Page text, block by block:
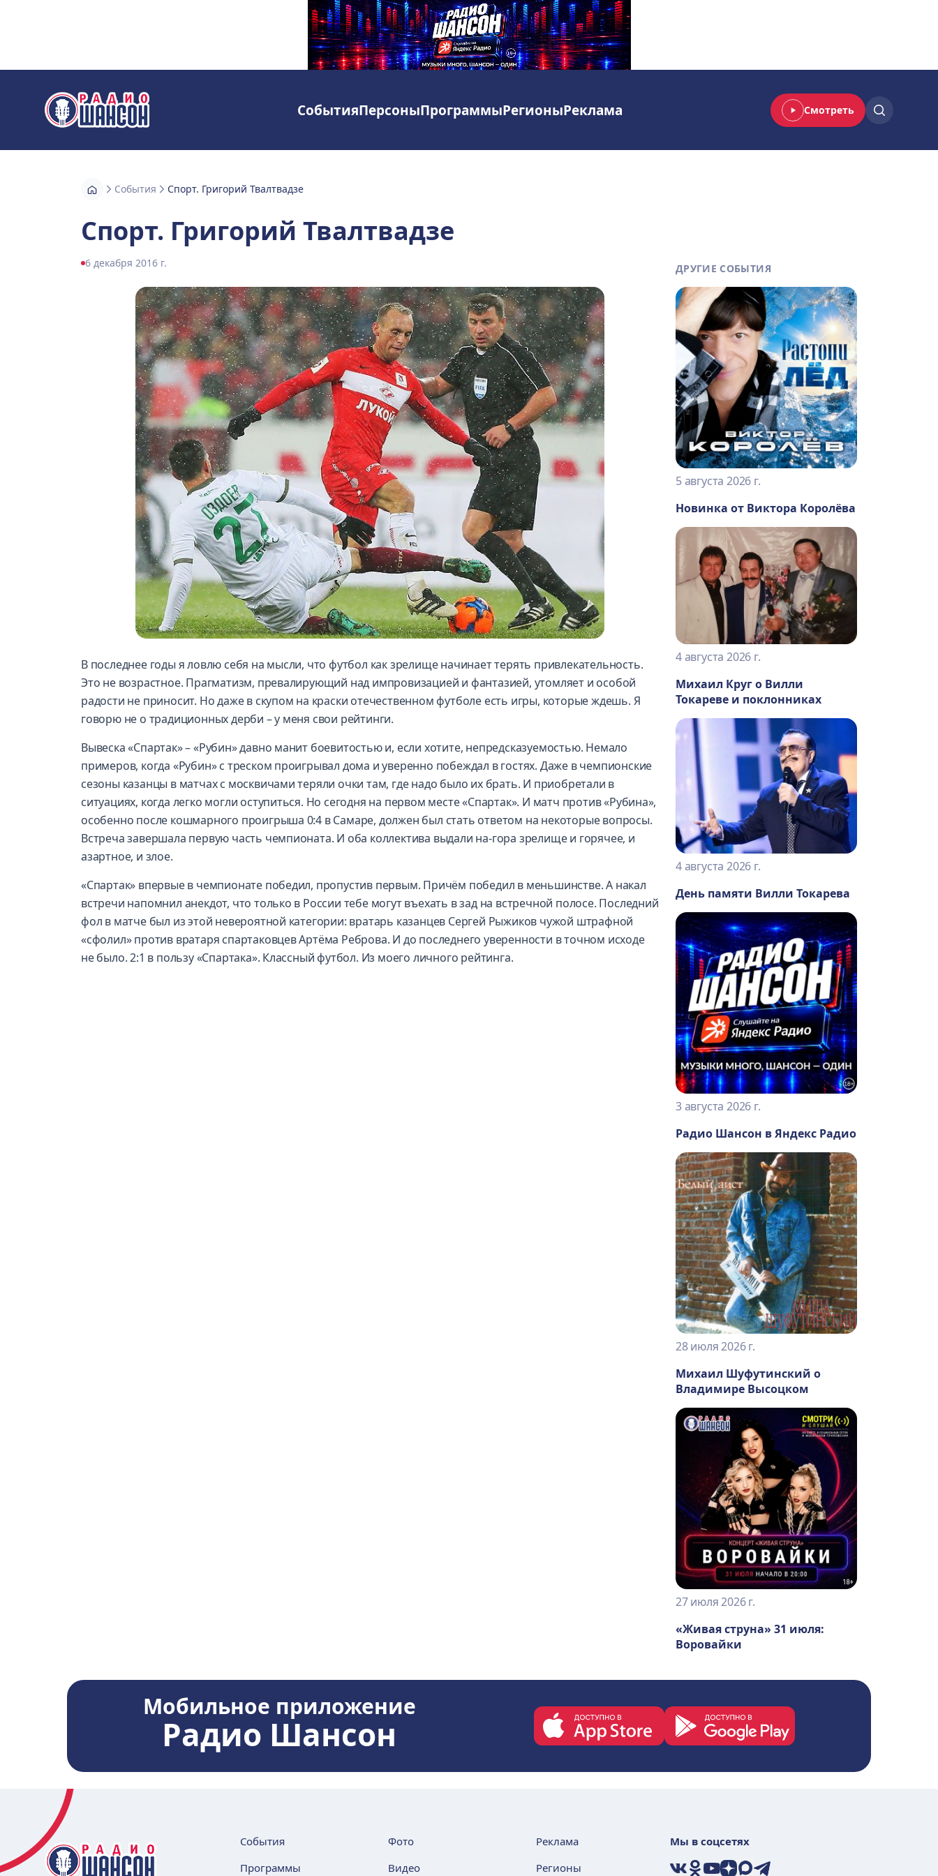
Радио Шансон СобытияПерсоныПрограммыРегионыРеклама Смотреть
События Спорт. Григорий Твалтвадзе
Спорт. Григорий Твалтвадзе
6 декабря 2016 г.
В последнее годы я ловлю себя на мысли, что футбол как зрелище начинает терять привлекательность.
Это не возрастное. Прагматизм, превалирующий над импровизацией и фантазией, утомляет и особой
радости не приносит. Но даже в скупом на краски отечественном футболе есть игры, которые ждешь. Я
говорю не о традиционных дерби – у меня свои рейтинги.
Вывеска «Спартак» – «Рубин» давно манит боевитостью и, если хотите, непредсказуемостью. Немало
примеров, когда «Рубин» с треском проигрывал дома и уверенно побеждал в гостях. Даже в чемпионские
сезоны казанцы в матчах с москвичами теряли очки там, где надо было их брать. И приобретали в
ситуациях, когда легко могли оступиться. Но сегодня на первом месте «Спартак». И матч против «Рубина»,
особенно после кошмарного проигрыша 0:4 в Самаре, должен был стать ответом на некоторые вопросы.
Встреча завершала первую часть чемпионата. И оба коллектива выдали на-гора зрелище и горячее, и
азартное, и злое.
«Спартак» впервые в чемпионате победил, пропустив первым. Причём победил в меньшинстве. А накал
встречи напомнил анекдот, что только в России тебе могут въехать в зад на встречной полосе. Последний
фол в матче был из этой невероятной категории: вратарь казанцев Сергей Рыжиков чужой штрафной
«сфолил» против вратаря спартаковцев Артёма Реброва. И до последнего уверенности в точном исходе
не было. 2:1 в пользу «Спартака». Классный футбол. Из моего личного рейтинга.
ДРУГИЕ СОБЫТИЯ
5 августа 2026 г.
Новинка от Виктора Королёва
4 августа 2026 г.
Михаил Круг о Вилли
Токареве и поклонниках
4 августа 2026 г.
День памяти Вилли Токарева
3 августа 2026 г.
Радио Шансон в Яндекс Радио
28 июля 2026 г.
Михаил Шуфутинский о
Владимире Высоцком
27 июля 2026 г.
«Живая струна» 31 июля:
Воровайки
Мобильное приложение
Радио Шансон
События
Программы
Фото
Видео
Реклама
Регионы
Мы в соцсетях
VKOkYouTube
ДзенMaxTelegram